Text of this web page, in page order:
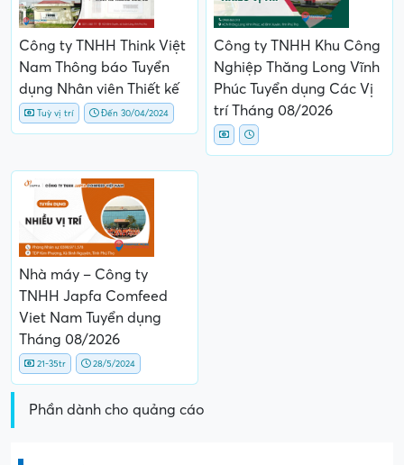
Công ty TNHH Think Việt
Nam Thông báo Tuyển
dụng Nhân viên Thiết kế
Tuỳ vị trí Đến 30/04/2024
Công ty TNHH Khu Công
Nghiệp Thăng Long Vĩnh
Phúc Tuyển dụng Các Vị
trí Tháng 08/2026
Nhà máy – Công ty
TNHH Japfa Comfeed
Viet Nam Tuyển dụng
Tháng 08/2026
21-35tr 28/5/2024
Phần dành cho quảng cáo